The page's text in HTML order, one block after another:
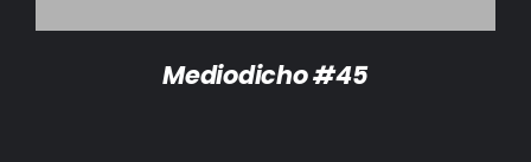
Mediodicho #45